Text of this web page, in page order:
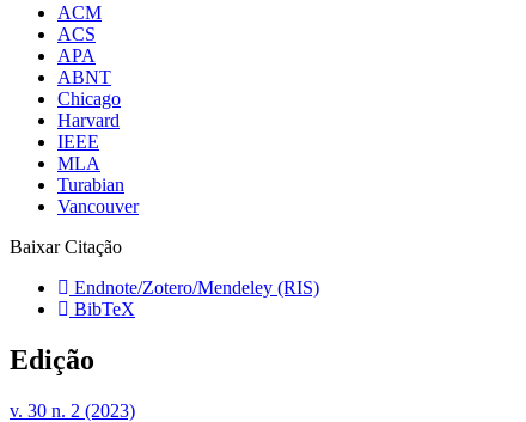
ACM
ACS
APA
ABNT
Chicago
Harvard
IEEE
MLA
Turabian
Vancouver
Baixar Citação
Endnote/Zotero/Mendeley (RIS)
BibTeX
Edição
v. 30 n. 2 (2023)